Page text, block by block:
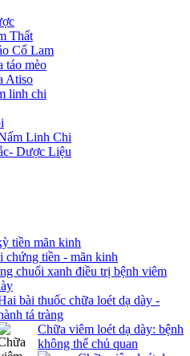
Thất
Cổ Lam
táo mèo
Atiso
linh chi
Linh Chi
Dược Liệu
tiền mãn kinh
chứng tiền - mãn kinh
chuối xanh điều trị bệnh viêm
bài thuốc chữa loét dạ dày -
tá tràng
Chữa viêm loét dạ dày: bệnh
không thể chủ quan